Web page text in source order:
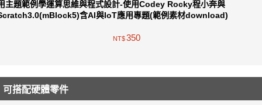
主題範例學運算思維與程式設計-使用Codey Rocky程小奔與
含AI與IoT應用專題(範例素材download)
NT$350
可搭配硬體零件